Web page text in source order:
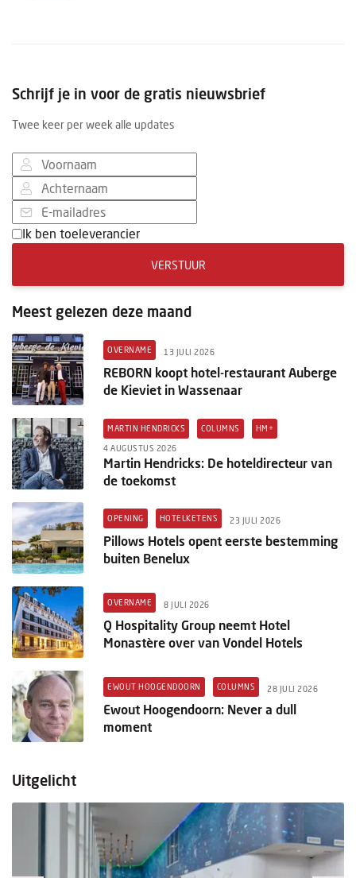
Schrijf je in voor de gratis nieuwsbrief
Twee keer per week alle updates
Ik ben toeleverancier
VERSTUUR
Meest gelezen deze maand
OVERNAME 13 JULI 2026
REBORN koopt hotel-restaurant Auberge
de Kieviet in Wassenaar
MARTIN HENDRICKS COLUMNS HM+
4 AUGUSTUS 2026
Martin Hendricks: De hoteldirecteur van
de toekomst
OPENING HOTELKETENS 23 JULI 2026
Pillows Hotels opent eerste bestemming
buiten Benelux
OVERNAME 8 JULI 2026
Q Hospitality Group neemt Hotel
Monastère over van Vondel Hotels
EWOUT HOOGENDOORN COLUMNS 28 JULI 2026
Ewout Hoogendoorn: Never a dull
moment
Uitgelicht